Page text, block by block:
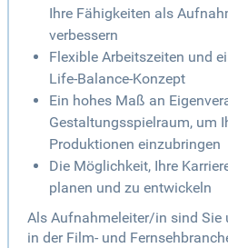
Ihre Fähigkeiten als
verbessern
Flexible Arbeitszeiten und
Life-Balance-Konzept
Ein hohes Maß an
Gestaltungsspielraum, um
Produktionen einzubringen
Die Möglichkeit, Ihre
planen und zu entwickeln
Als Aufnahmeleiter/in sind Sie
in der Film- und